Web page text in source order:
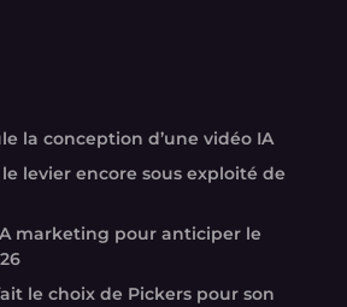
la conception d’une vidéo IA
le levier encore sous exploité de
marketing pour anticiper le
le choix de Pickers pour son